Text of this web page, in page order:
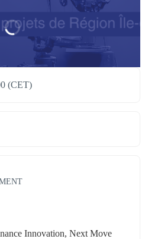
(CET)
Innovation, Next Move